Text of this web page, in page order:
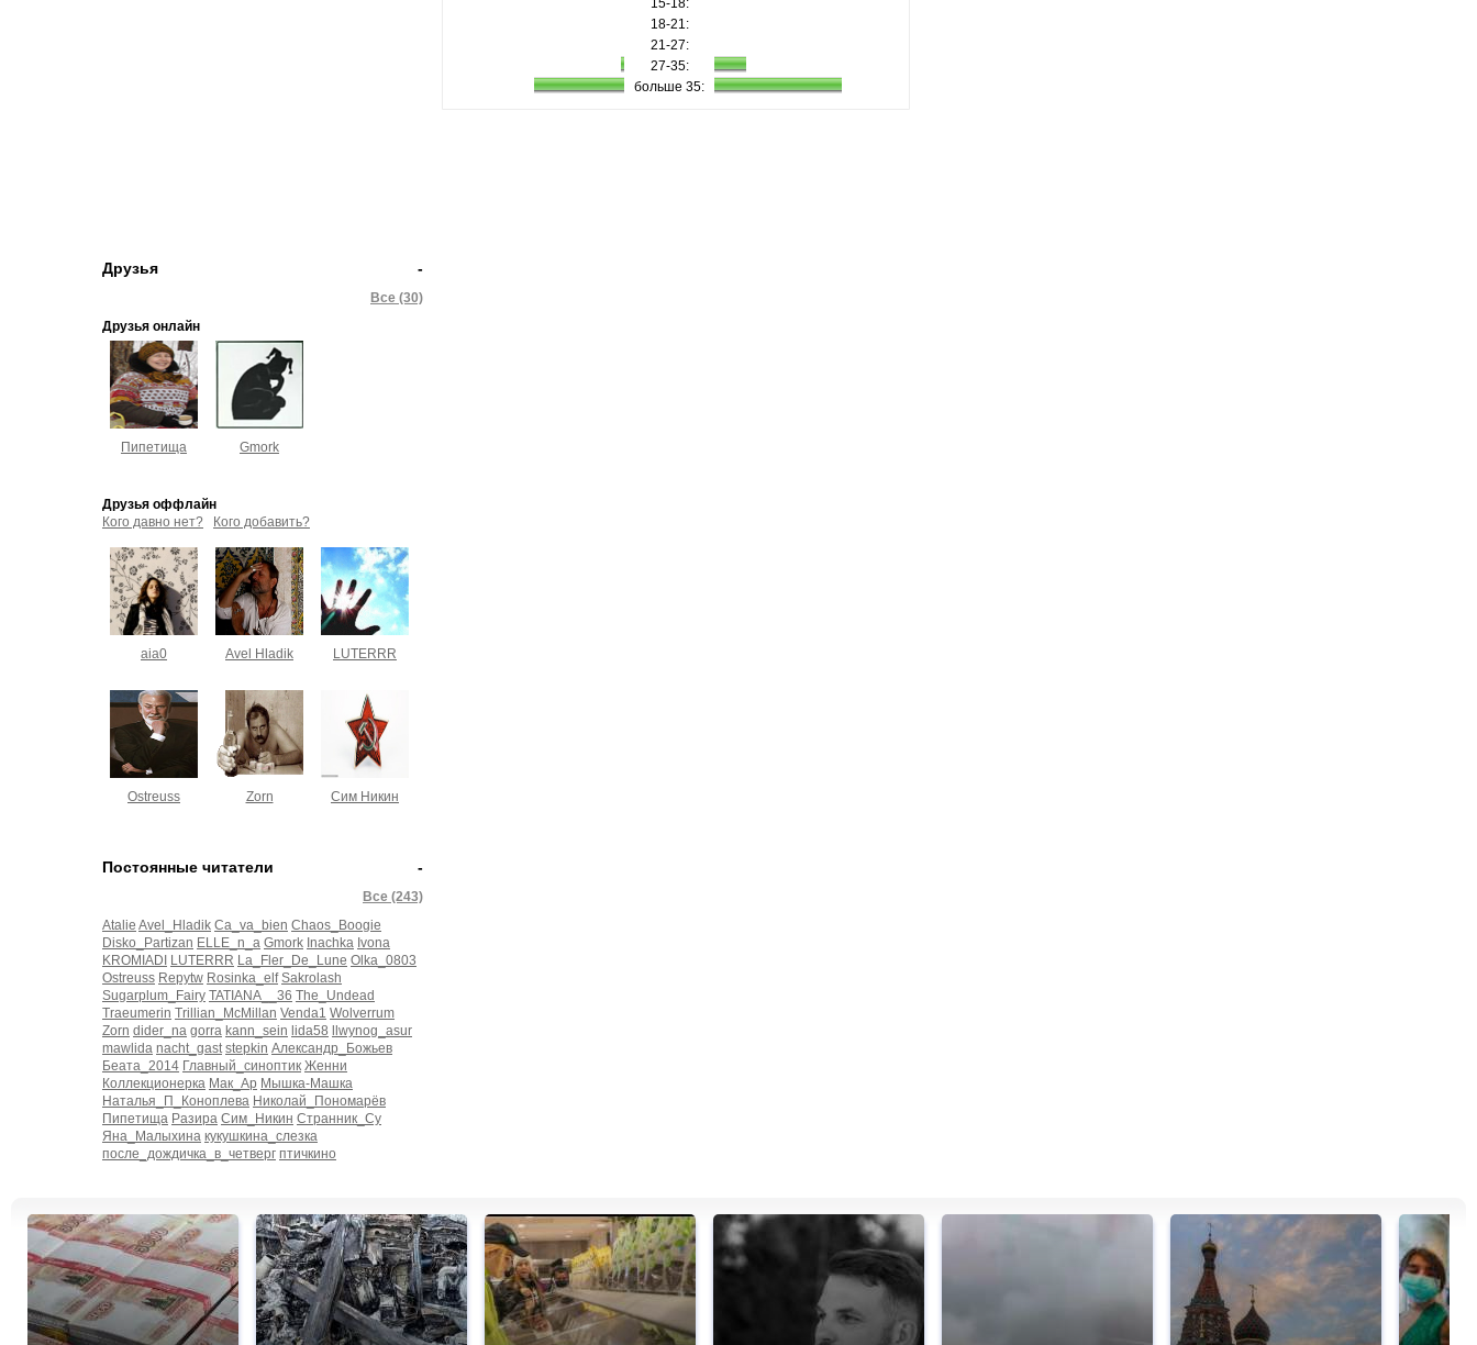
-
Друзья
Все (30)
Друзья онлайн
Пипетища Gmork
Друзья оффлайн
Кого давно нет?
Кого добавить?
aia0 Avel Hladik LUTERRR
Ostreuss Zorn Сим Никин
-
Постоянные читатели
Все (243)
Atalie Avel_Hladik Ca_va_bien Chaos_Boogie
Disko_Partizan ELLE_n_a Gmork Inachka Ivona
KROMIADI
LUTERRR La_Fler_De_Lune Olka_0803
Ostreuss Repytw Rosinka_elf Sakrolash
Sugarplum_Fairy TATIANA__36 The_Undead
Traeumerin Trillian_McMillan Venda1 Wolverrum
Zorn dider_na gorra kann_sein lida58
llwynog_asur
mawlida nacht_gast stepkin Александр_Божьев
Беата_2014 Главный_синоптик Женни
Коллекционерка Мак_Ар Мышка-Машка
Наталья_П_Коноплева Николай_Пономарёв
Пипетища Разира Сим_Никин Странник_Су
Яна_Малыхина кукушкина_слезка
после_дождичка_в_четверг птичкино
15-18:
18-21:
21-27:
27-35:
больше 35: